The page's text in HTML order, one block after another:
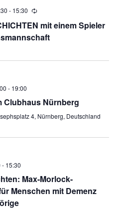
- 15:30
mit einem Spieler
- 19:00
Clubhaus Nürnberg
4, Nürnberg, Deutschland
- 15:30
Max-Morlock-
Menschen mit Demenz